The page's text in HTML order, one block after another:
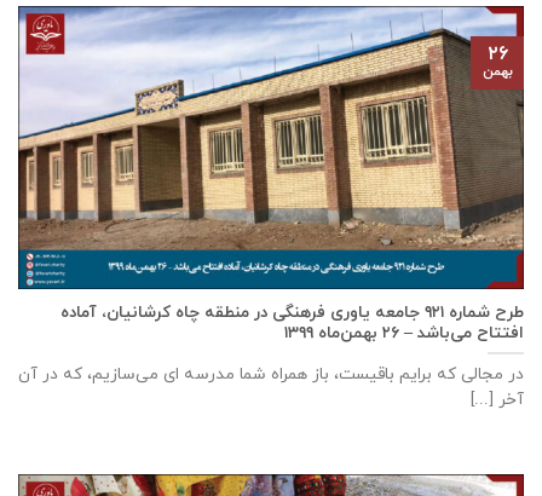
طرح شماره ۹۲۱ جامعه ياوری فرهنگی در منطقه چاه کرشانیان، آماده
افتتاح می‌باشد – ۲۶ بهمن‌ماه ۱۳۹۹
در مجالی که برایم باقیست، باز همراه شما مدرسه ای می‌سازیم، که در آن
آخر [...]
۲۶
بهمن